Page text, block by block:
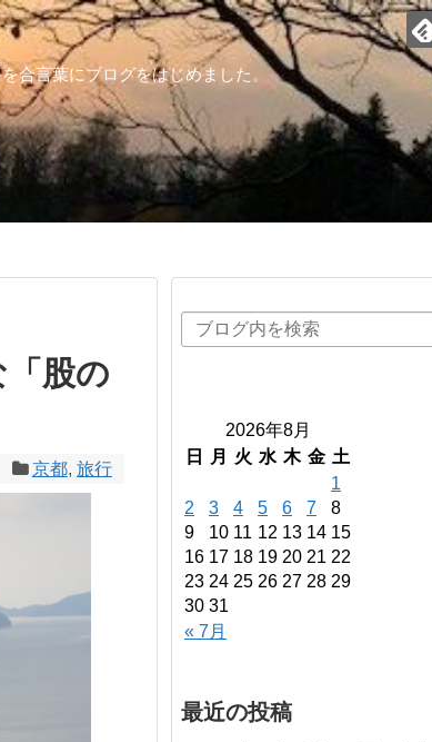
合言葉にブログをはじめました。
股の
京都, 旅行
2026年8月
日
月 火 水 木 金 土
« 7月
1
2
3 4 5 6 7
8
9
10 11 12 13 14 15
16 17 18 19 20 21 22
23 24 25 26 27 28 29
30 31
最近の投稿